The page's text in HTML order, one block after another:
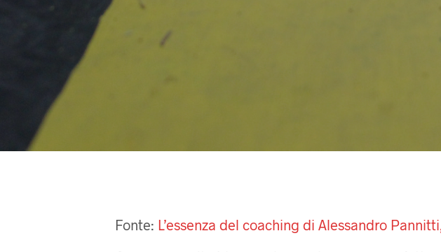
Fonte: L’essenza del coaching di Alessandro